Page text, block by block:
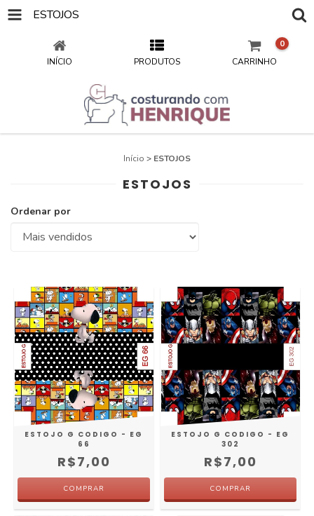
ESTOJOS
INÍCIO PRODUTOS CARRINHO
0
Início > ESTOJOS
ESTOJOS
Ordenar por
ESTOJO G CODIGO - EG
66
R$7,00
ESTOJO G CODIGO - EG
302
R$7,00